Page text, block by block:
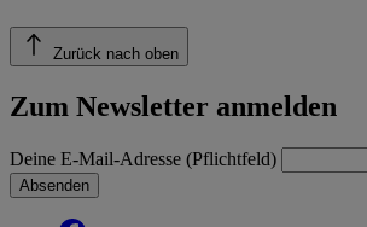
Zurück nach oben
Zum Newsletter anmelden
Deine E-Mail-Adresse (Pflichtfeld)
Absenden